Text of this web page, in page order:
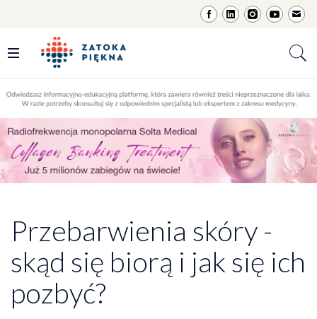
Przebarwienia skóry -
skąd się biorą i jak się ich
pozbyć?